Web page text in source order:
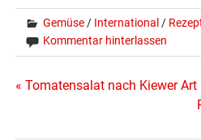
Gemüse / International /
Kommentar hinterlassen
Beitragsnavigation
« Tomatensalat nach Kiewer Art